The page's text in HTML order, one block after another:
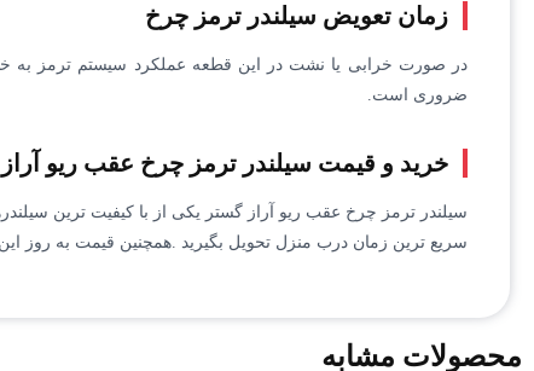
زمان تعویض سیلندر ترمز چرخ
در صورت خرابی یا نشت در این قطعه عملکرد سیستم ترمز به
ضروری است.
خرید و قیمت سیلندر ترمز چرخ عقب ریو
سیلندر ترمز چرخ عقب ریو آراز گستر یکی از با کیفیت ترین
سریع ترین زمان درب منزل تحویل بگیرید .همچنین قیمت به روز این
محصولات مشابه